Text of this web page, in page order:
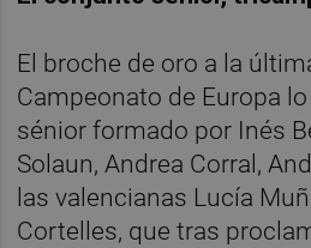
El broche de oro a la
Campeonato de Europa
sénior formado por Inés
Solaun, Andrea Corral,
las valencianas Lucía
Cortelles, que tras